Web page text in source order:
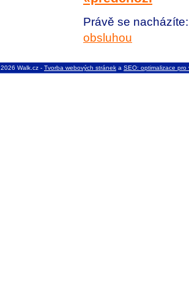
Právě se
obsluhou
Walk.cz - Tvorba webových stránek a SEO: optimalizace pro